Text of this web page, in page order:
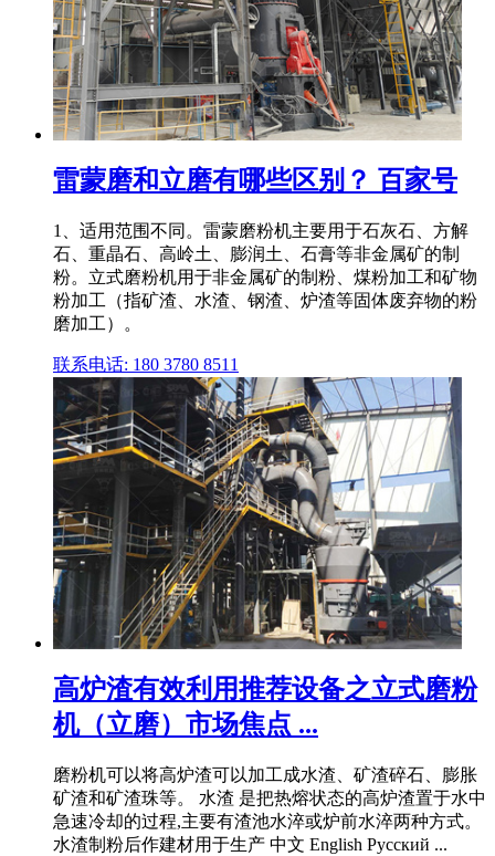
雷蒙磨和立磨有哪些区别？ 百家号
1、适用范围不同。雷蒙磨粉机主要用于石灰石、方解
石、重晶石、高岭土、膨润土、石膏等非金属矿的制
粉。立式磨粉机用于非金属矿的制粉、煤粉加工和矿物
粉加工（指矿渣、水渣、钢渣、炉渣等固体废弃物的粉
磨加工）。
联系电话: 180 3780 8511
高炉渣有效利用推荐设备之立式磨粉
机（立磨）市场焦点 ...
磨粉机可以将高炉渣可以加工成水渣、矿渣碎石、膨胀
矿渣和矿渣珠等。 水渣 是把热熔状态的高炉渣置于水中
急速冷却的过程,主要有渣池水淬或炉前水淬两种方式。
水渣制粉后作建材用于生产 中文 English Русский ...